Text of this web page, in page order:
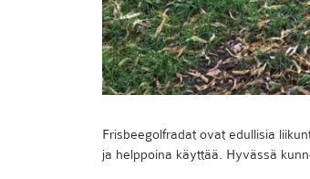
Frisbeegolfradat ovat edullisia
ja helppoina käyttää. Hyvässä